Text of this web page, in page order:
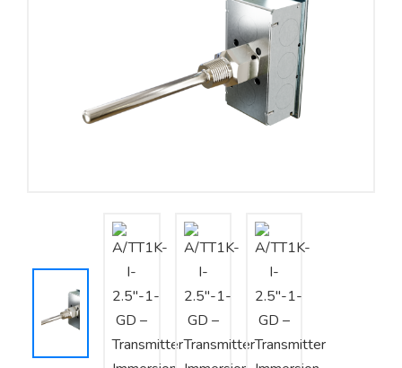
Nhà phân phối cảm biến
Nhà sản xuất thiết bị điều khiển
Tư vấn – Thiết kế – Cung cấp thiết bị HVAC
Tư vấn thiết kế, thi công tủ điều khiển
Thi công – Lắp đặt hệ thống HVAC